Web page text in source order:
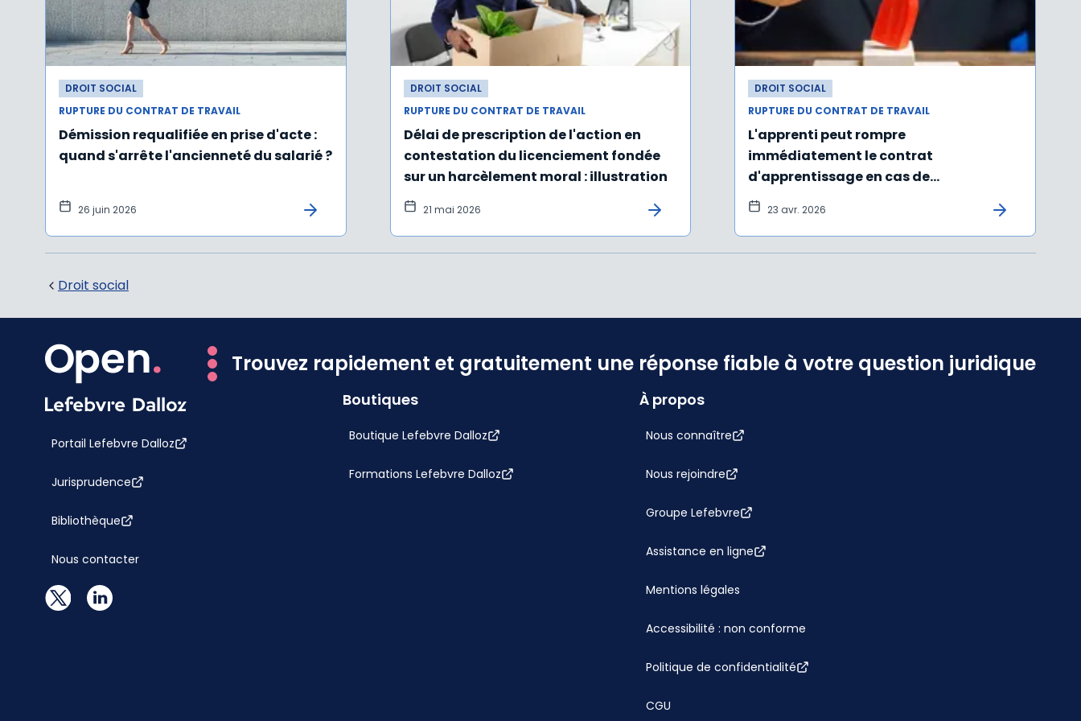
DROIT SOCIAL
RUPTURE DU CONTRAT DE TRAVAIL
Démission requalifiée en prise d'acte :
quand s'arrête l'ancienneté du salarié ?
26 juin 2026
DROIT SOCIAL
RUPTURE DU CONTRAT DE TRAVAIL
Délai de prescription de l'action en
contestation du licenciement fondée
sur un harcèlement moral : illustration
21 mai 2026
DROIT SOCIAL
RUPTURE DU CONTRAT DE TRAVAIL
L'apprenti peut rompre
immédiatement le contrat
d'apprentissage en cas de
manquements graves de l'employeur
23 avr. 2026
Droit social
Trouvez rapidement et gratuitement une réponse fiable à votre question juridique
Portail Lefebvre Dalloz
Jurisprudence
Bibliothèque
Nous contacter
Boutiques
Boutique Lefebvre Dalloz
Formations Lefebvre Dalloz
À propos
Nous connaître
Nous rejoindre
Groupe Lefebvre
Assistance en ligne
Mentions légales
Accessibilité : non conforme
Politique de confidentialité
CGU